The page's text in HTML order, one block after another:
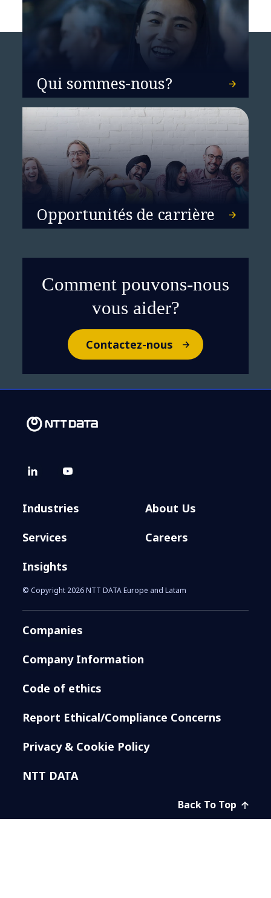
Agriculture régénératrice
Le guide du RSSI pour
maîtriser la sécurité et les
risques liés à l'IA
Qui sommes-nous?
Opportunités de carrière
Comment pouvons-nous
vous aider?
Contactez-nous
Industries
Services
Insights
About Us
Careers
© Copyright 2026 NTT DATA Europe and Latam
Companies
Company Information
Code of ethics
Report Ethical/Compliance Concerns
Privacy & Cookie Policy
NTT DATA
Back To Top